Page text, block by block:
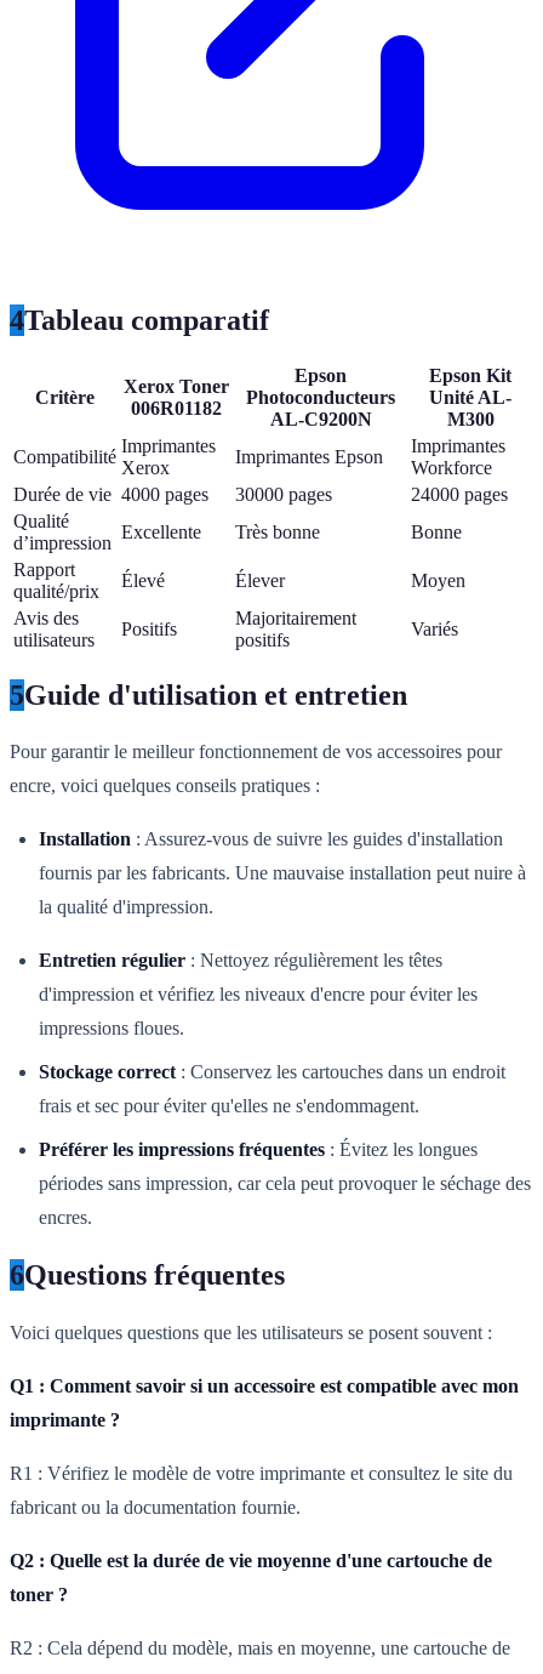
4Tableau comparatif
Critère
Xerox Toner
006R01182
Epson
Photoconducteurs
AL-C9200N
Epson Kit
Unité AL-
M300
Compatibilité
Imprimantes
Xerox
Imprimantes Epson
Imprimantes
Workforce
Durée de vie 4000 pages 30000 pages
24000 pages
Qualité
d’impression
Excellente Très bonne
Bonne
Rapport
qualité/prix
Élevé Élever
Moyen
Avis des
utilisateurs
Positifs
Majoritairement
positifs
Variés
5Guide d'utilisation et entretien
Pour garantir le meilleur fonctionnement de vos accessoires pour
encre, voici quelques conseils pratiques :
Installation : Assurez-vous de suivre les guides d'installation
fournis par les fabricants. Une mauvaise installation peut nuire à
la qualité d'impression.
Entretien régulier : Nettoyez régulièrement les têtes
d'impression et vérifiez les niveaux d'encre pour éviter les
impressions floues.
Stockage correct: Conservez les cartouches dans un endroit
frais et sec pour éviter qu'elles ne s'endommagent.
Préférer les impressions fréquentes : Évitez les longues
périodes sans impression, car cela peut provoquer le séchage des
encres.
6Questions fréquentes
Voici quelques questions que les utilisateurs se posent souvent :
Q1 : Comment savoir si un accessoire est compatible avec mon
imprimante ?
R1 : Vérifiez le modèle de votre imprimante et consultez le site du
fabricant ou la documentation fournie.
Q2 : Quelle est la durée de vie moyenne d'une cartouche de
toner ?
R2 : Cela dépend du modèle, mais en moyenne, une cartouche de